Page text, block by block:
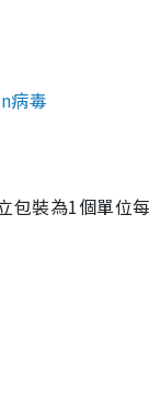
病毒
包裝為1個單位